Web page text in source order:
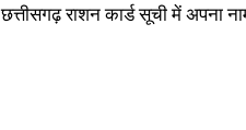
छत्तीसगढ़ राशन कार्ड सूची में अपना